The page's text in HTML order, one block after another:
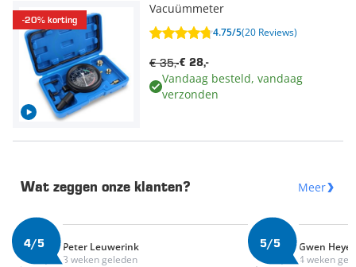
-20% korting
Vacuümmeter
4.75/5(20 Reviews)
€ 28,-
€ 35,-
Vandaag besteld, vandaag
verzonden
Wat zeggen onze klanten? Meer
4/5
Peter Leuwerink
3 weken geleden
5/5
Gwen Heye
4 weken